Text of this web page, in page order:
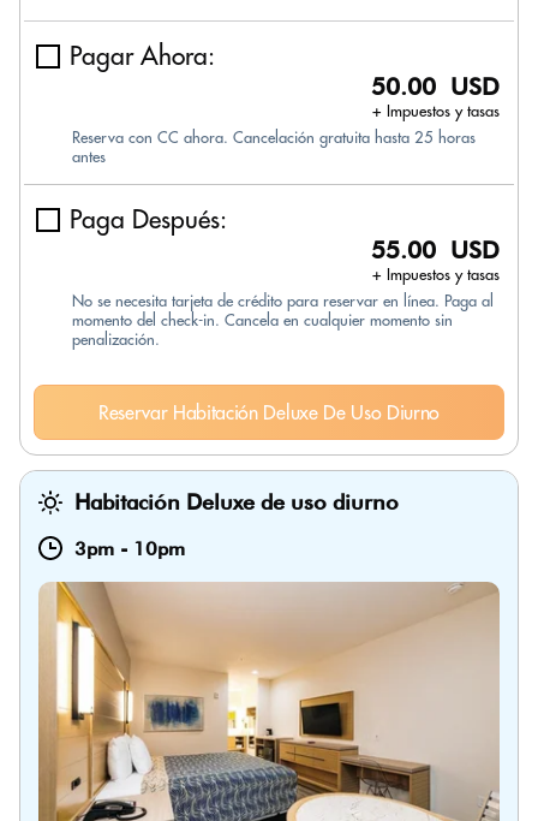
Pagar Ahora:
50.00 USD
+ Impuestos y tasas
Reserva con CC ahora. Cancelación gratuita hasta 25 horas
antes
Paga Después:
55.00 USD
+ Impuestos y tasas
No se necesita tarjeta de crédito para reservar en línea. Paga al
momento del check-in. Cancela en cualquier momento sin
penalización.
Reservar Habitación Deluxe De Uso Diurno
Habitación Deluxe de uso diurno
3pm - 10pm